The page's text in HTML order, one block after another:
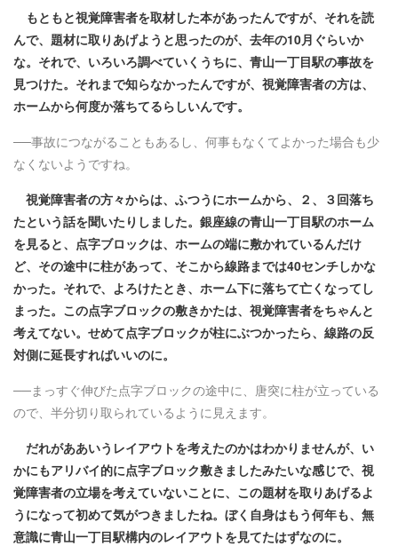
もともと視覚障害者を取材した本があったんですが、それを読
んで、題材に取りあげようと思ったのが、去年の10月ぐらいか
な。それで、いろいろ調べていくうちに、青山一丁目駅の事故を
見つけた。それまで知らなかったんですが、視覚障害者の方は、
ホームから何度か落ちてるらしいんです。
──事故につながることもあるし、何事もなくてよかった場合も少
なくないようですね。
視覚障害者の方々からは、ふつうにホームから、２、３回落ち
たという話を聞いたりしました。銀座線の青山一丁目駅のホーム
を見ると、点字ブロックは、ホームの端に敷かれているんだけ
ど、その途中に柱があって、そこから線路までは40センチしかな
かった。それで、よろけたとき、ホーム下に落ちて亡くなってし
まった。この点字ブロックの敷きかたは、視覚障害者をちゃんと
考えてない。せめて点字ブロックが柱にぶつかったら、線路の反
対側に延長すればいいのに。
──まっすぐ伸びた点字ブロックの途中に、唐突に柱が立っている
ので、半分切り取られているように見えます。
だれがああいうレイアウトを考えたのかはわかりませんが、い
かにもアリバイ的に点字ブロック敷きましたみたいな感じで、視
覚障害者の立場を考えていないことに、この題材を取りあげるよ
うになって初めて気がつきましたね。ぼく自身はもう何年も、無
意識に青山一丁目駅構内のレイアウトを見てたはずなのに。